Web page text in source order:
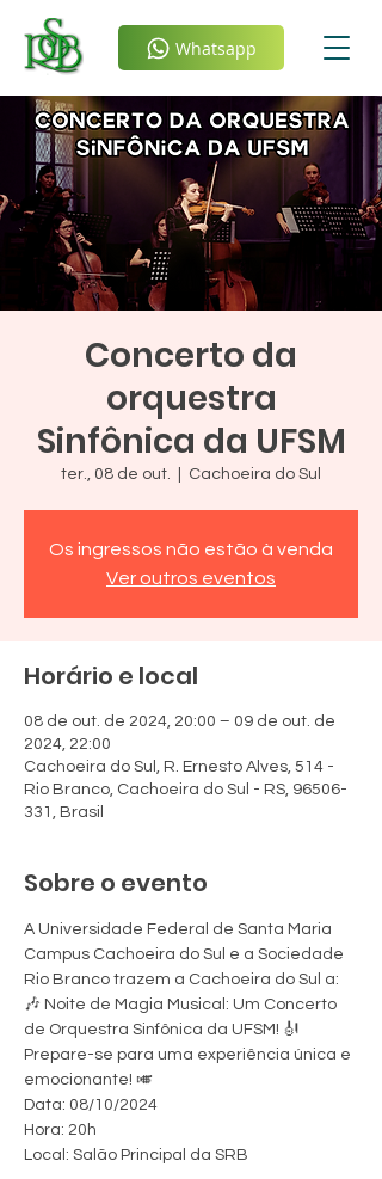
Whatsapp
Concerto da
orquestra
Sinfônica da UFSM
ter., 08 de out. Cachoeira do Sul
Os ingressos não estão à venda
Ver outros eventos
Horário e local
08 de out. de 2024, 20:00 – 09 de out. de
2024, 22:00
Cachoeira do Sul, R. Ernesto Alves, 514 -
Rio Branco, Cachoeira do Sul - RS, 96506-
331, Brasil
Sobre o evento
A Universidade Federal de Santa Maria
Campus Cachoeira do Sul e a Sociedade
Rio Branco trazem a Cachoeira do Sul a:
🎶 Noite de Magia Musical: Um Concerto
de Orquestra Sinfônica da UFSM! 🎻
Prepare-se para uma experiência única e
emocionante! 🎺
Data: 08/10/2024
Hora: 20h
Local: Salão Principal da SRB